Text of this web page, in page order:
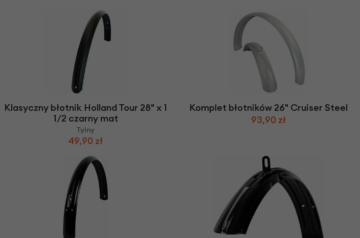
Klasyczny błotnik Holland Tour 28" x 1
1/2 czarny mat
Tylny
49,90 zł
Komplet błotników 26" Cruiser Steel
93,90 zł